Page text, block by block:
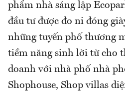
phẩm nhà sáng lập
đầu tư được đo ni đóng
những tuyến phố thương
tiềm năng sinh lời từ cho
doanh với nhà phố nhà
Shophouse, Shop villas